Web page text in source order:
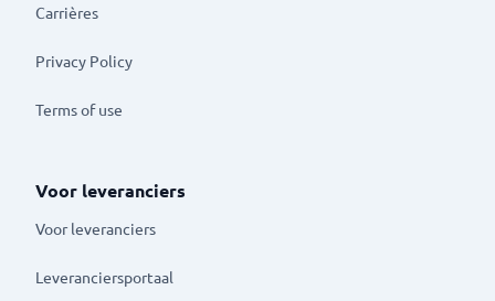
Carrières
Privacy Policy
Terms of use
Voor leveranciers
Voor leveranciers
Leveranciersportaal